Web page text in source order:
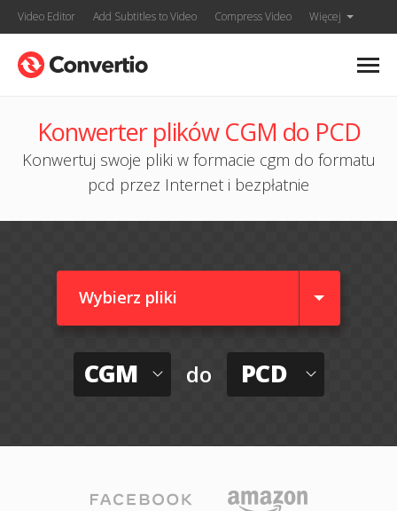
Video Editor Add Subtitles to Video Compress Video Więcej
Konwerter plików CGM do PCD
Konwertuj swoje pliki w formacie cgm do formatu
pcd przez Internet i bezpłatnie
Wybierz pliki
CGM do PCD